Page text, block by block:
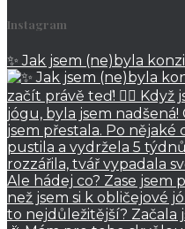
Instagram
✨ Jak jsem (ne)byla